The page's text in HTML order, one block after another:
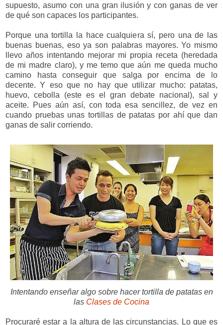
supuesto, asumo con una gran ilusión y con ganas de ver
de qué son capaces los participantes.
Porque una tortilla la hace cualquiera sí, pero una de las
buenas buenas, eso ya son palabras mayores. Yo mismo
llevo años intentando mejorar mi propia receta (heredada
de mi madre claro), y me temo que aún me queda mucho
camino hasta conseguir que salga por encima de lo
decente. Y eso que no hay que utilizar mucho: patatas,
huevo, cebolla (este es el gran debate nacional), sal y
aceite. Pues aún así, con toda esa sencillez, de vez en
cuando pruebas unas tortillas de patatas por ahí que dan
ganas de salir corriendo.
Intentando enseñar algo sobre hacer tortilla de patatas en
las Clases de Cocina
Procuraré estar a la altura de las circunstancias. Lo que es